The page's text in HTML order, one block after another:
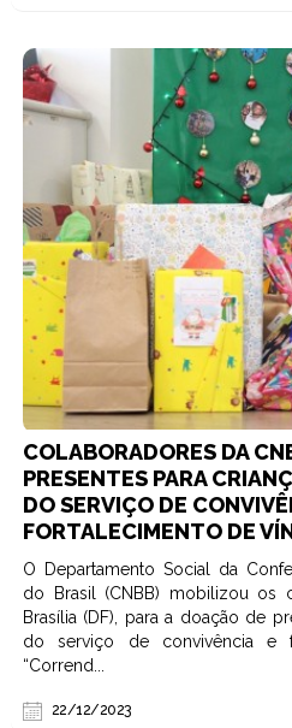
COLABORADORES DA
PRESENTES PARA
DO SERVIÇO DE
FORTALECIMENTO DE
O Departamento Social da
do Brasil (CNBB) mobilizou os
Brasília (DF), para a doação de
do serviço de convivência e
“Corrend...
22/12/2023